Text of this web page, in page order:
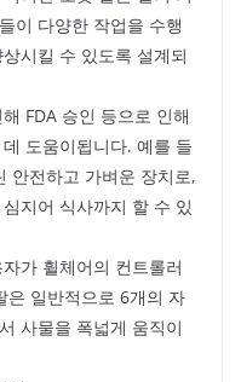
이 다양한 작업을 수행
시킬 수 있도록 설계되
FDA 승인 등으로 인해
도움이됩니다. 예를 들
안전하고 가벼운 장치로,
지어 식사까지 할 수 있
가 휠체어의 컨트롤러
은 일반적으로 6개의 자
사물을 폭넓게 움직이